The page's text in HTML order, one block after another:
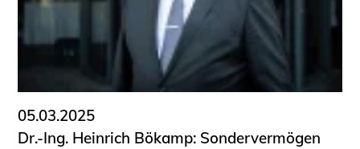
Programm
Wissenswertes für Studierende
Wettbewerbe für Studierende
BLING.BLING.
Kammer Newsletter
Presse
05.03.2025
Dr.-Ing. Heinrich Bökamp: Sondervermögen